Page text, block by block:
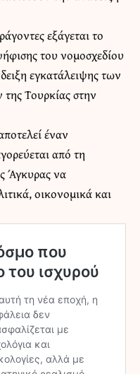
εξάγεται το
του νομοσχεδίου
εγκατάλειψης των
Τουρκίας στην
έναν
από τη
Άγκυρας να
οικονομικά και